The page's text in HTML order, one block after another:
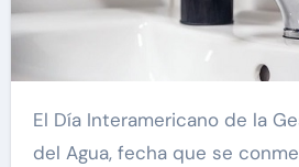
El Día Interamericano de la Gestión Responsable
del Agua, fecha que se